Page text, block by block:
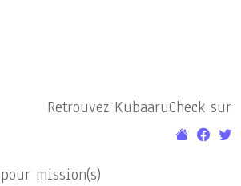
Retrouvez KubaaruCheck sur
mission(s)